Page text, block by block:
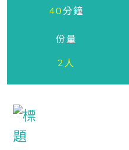
40分鐘
份量
2人